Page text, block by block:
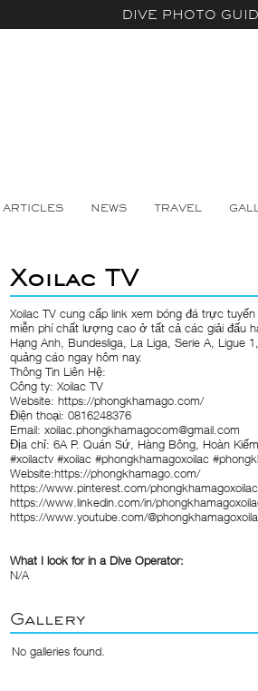
DIVE PHOTO
ARTICLES NEWS TRAVEL
Xoilac TV
Xoilac TV cung cấp link xem bóng đá trực
miễn phí chất lượng cao ở tất cả các giải đấu
Hạng Anh, Bundesliga, La Liga, Serie A, Ligue
quảng cáo ngay hôm nay.
Thông Tin Liên Hệ:
Công ty: Xoilac TV
Website: https://phongkhamago.com/
Điện thoại: 0816248376
Email: xoilac.phongkhamagocom@gmail.com
Địa chỉ: 6A P. Quán Sứ, Hàng Bông, Hoàn
#xoilactv #xoilac #phongkhamagoxoilac
Website:https://phongkhamago.com/
https://www.pinterest.com/
https://www.linkedin.com/in/
https://www.youtube.com/
What I look for in a Dive Operator:
N/A
Gallery
No galleries found.